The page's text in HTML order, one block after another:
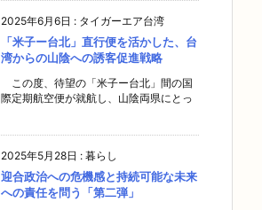
2025年6月6日 : タイガーエア台湾
「米子ー台北」直行便を活かした、台
湾からの山陰への誘客促進戦略
この度、待望の「米子ー台北」間の国
際定期航空便が就航し、山陰両県にとっ
2025年5月28日 : 暮らし
迎合政治への危機感と持続可能な未来
への責任を問う「第二弾」